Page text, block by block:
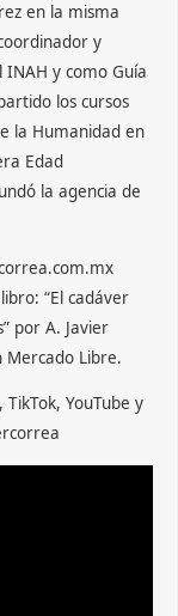
en la misma
y
y como Guía
los cursos
la Humanidad en
Edad
la agencia de
“El cadáver
por A. Javier
Mercado Libre.
YouTube y